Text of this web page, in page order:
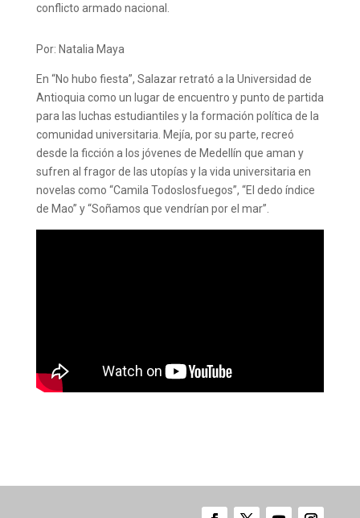
conflicto armado nacional.
Por: Natalia Maya
En “No hubo fiesta”, Salazar retrató a la Universidad de
Antioquia como un lugar de encuentro y punto de partida
para las luchas estudiantiles y la formación política de la
comunidad universitaria. Mejía, por su parte, recreó
desde la ficción a los jóvenes de Medellín que aman y
sufren al fragor de las utopías y la vida universitaria en
novelas como “Camila Todoslosfuegos”, “El dedo índice
de Mao” y “Soñamos que vendrían por el mar”.